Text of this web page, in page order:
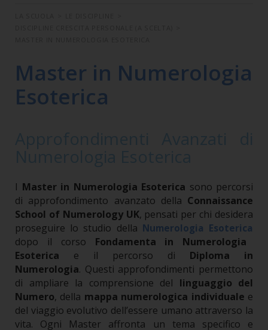
INSEGNANTI
PERCORSO FORMATIVO
IL NOSTRO SUPPORTO A
CONTRIBUTO UNIONE EUROPEA
QUESTIONARIO IIS
Master in Numerologia
Esoterica
I Master in Numerologia Esoterica sono percorsi
di approfondimento avanzato della Connaissance
School of Numerology UK, pensati per chi desidera
proseguire lo studio della Numerologia Esoterica
dopo il corso Fondamenta in Numerologia
Esoterica e il percorso di Diploma in
Numerologia. Questi approfondimenti permettono
di ampliare la comprensione del linguaggio del
Numero, della mappa numerologica individuale e
del viaggio evolutivo dell’essere umano attraverso la
vita. Ogni Master affronta un tema specifico e